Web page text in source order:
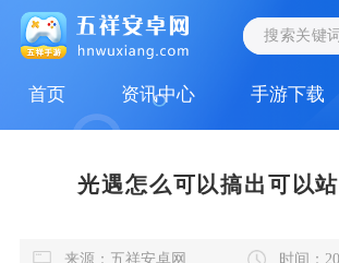
首页 资讯中心 手游下载
光遇怎么可以搞出可以
来源：五祥安卓网 时间：